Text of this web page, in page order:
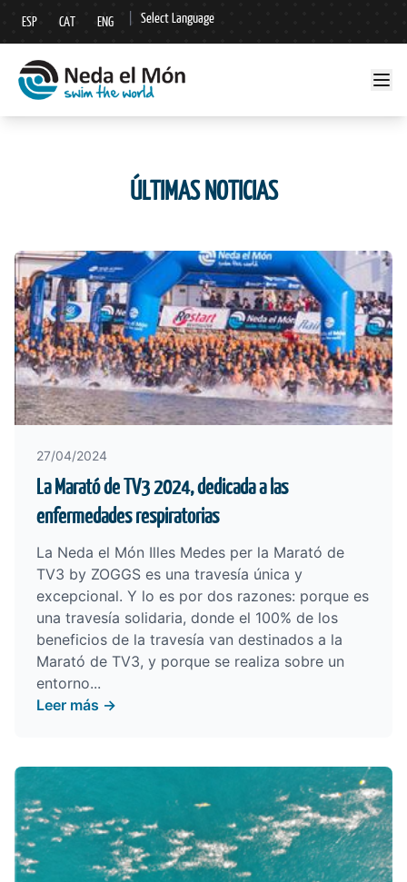
ESP CAT ENG Select Language
▼
ÚLTIMAS NOTICIAS
27/04/2024
La Marató de TV3 2024, dedicada a las
enfermedades respiratorias
La Neda el Món Illes Medes per la Marató de
TV3 by ZOGGS es una travesía única y
excepcional. Y lo es por dos razones: porque es
una travesía solidaria, donde el 100% de los
beneficios de la travesía van destinados a la
Marató de TV3, y porque se realiza sobre un
entorno...
Leer más →